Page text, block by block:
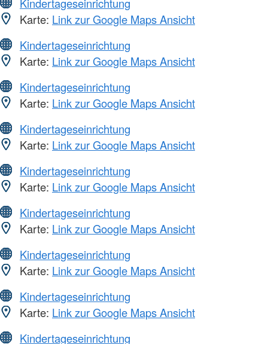
Karte: Link zur Google Maps Ansicht
Kindertageseinrichtung
Karte: Link zur Google Maps Ansicht
Kindertageseinrichtung
Karte: Link zur Google Maps Ansicht
Kindertageseinrichtung
Karte: Link zur Google Maps Ansicht
Kindertageseinrichtung
Karte: Link zur Google Maps Ansicht
Kindertageseinrichtung
Karte: Link zur Google Maps Ansicht
Kindertageseinrichtung
Karte: Link zur Google Maps Ansicht
Kindertageseinrichtung
Karte: Link zur Google Maps Ansicht
Kindertageseinrichtung